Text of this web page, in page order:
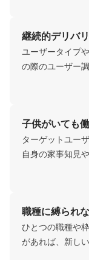
継続的デリバ
ユーザータイプ
の際のユーザー
子供がいても
ターゲットユー
自身の家事知見
職種に縛られ
ひとつの職種や
があれば、新し